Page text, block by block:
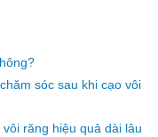
sóc sau khi cạo vôi
răng hiệu quả dài lâu